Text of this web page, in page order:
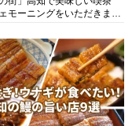
モーニングをいただきま